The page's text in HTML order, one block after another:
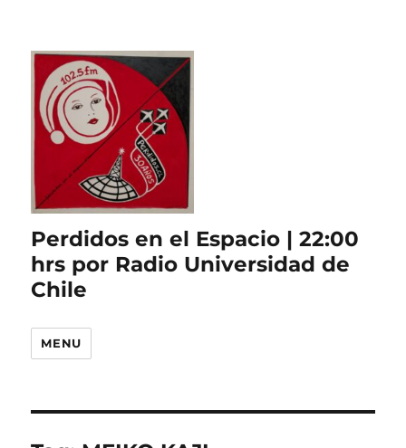
Perdidos en el Espacio | 22:00
hrs por Radio Universidad de
Chile
MENU